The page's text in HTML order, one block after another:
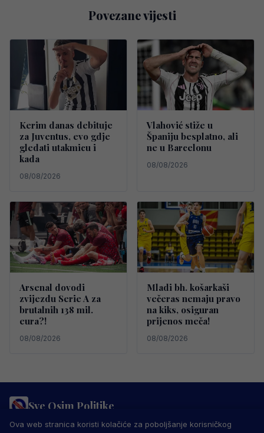
Povezane vijesti
Kerim danas debituje
za Juventus, evo gdje
gledati utakmicu i
kada
08/08/2026
Vlahović stiže u
Španiju besplatno, ali
ne u Barcelonu
08/08/2026
Arsenal dovodi
zvijezdu Serie A za
brutalnih 138 mil.
eura?!
08/08/2026
Mladi bh. košarkaši
večeras nemaju pravo
na kiks, osiguran
prijenos meča!
08/08/2026
Sve Osim Politike
PRAVILA PRIVATNOSTIMARKETING USLOVI KORIŠTENJA
Ova web stranica koristi kolačiće za poboljšanje korisničkog